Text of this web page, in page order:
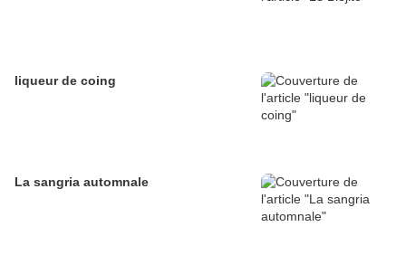
liqueur de coing
La sangria automnale